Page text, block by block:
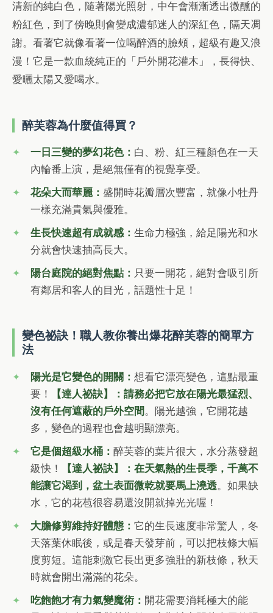
清新的純白色，隨著陽光照射，中午會漸漸透出微醺的
粉紅色，到了傍晚則會變成濃郁迷人的深紅色，隔天凋
謝。看著它就像看著一位喝醉酒的臉頰，超級有趣又浪
漫！它是一款血統純正的「戶外開花灌木」，長得快、
愛曬太陽又愛喝水。
醉芙蓉為什麼值得買？
一日三變的夢幻花色： 白、粉、紅三種顏色在一天
內輪番上演，是絕無僅有的視覺享受。
花朵大而華麗： 盛開時花瓣層次豐富，就像小牡丹
一樣充滿貴氣與優雅。
生長快速超有成就感：生命力極強，給足陽光和水
分就會快速抽高長大。
陽台庭院的絕對焦點： 只要一開花，絕對會吸引所
有鄰居和客人的目光，話題性十足！
變色祕訣！職人教你養出爆花醉芙蓉的簡單方
法
陽光是它變色的開關：想看它漂亮變色，這點最重
要！
【達人祕訣】：請務必把它放在陽光最猛烈、
沒有任何遮蔽的戶外空間 。陽光越強，它開花越
多，變色的過程也會越明顯漂亮。
它是個超級水桶：醉芙蓉的葉片很大，水分蒸發超
級快！
【達人祕訣】：在天氣熱的生長季，千萬不
能讓它渴到，盆土表面微乾就要馬上澆透。如果缺
水，它的花苞很容易還沒開就掉光光喔！
大膽修剪維持好體態：它的生長速度非常驚人，冬
天落葉休眠後，或是春天發芽前，可以把枝條大幅
度剪短。這能刺激它長出更多強壯的新枝條，秋天
時就會開出滿滿的花朵。
吃飽飽才有力氣變魔術： 開花需要消耗極大的能